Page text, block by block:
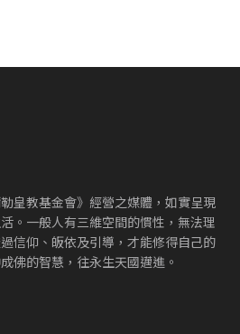
皇教基金會》經營之媒體，如實呈現
。一般人有三維空間的慣性，無法理
信仰、皈依及引導，才能修得自己的
佛的智慧，往永生天國邁進。